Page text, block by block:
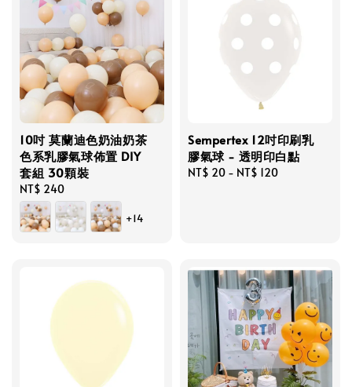
10吋 莫蘭迪色奶油奶茶
色系乳膠氣球佈置 DIY
套組 30顆裝
Regular
price
NT$ 240
+14
Sempertex 12吋印刷乳
膠氣球 - 透明印白點
Regular
NT$ 20 - NT$ 120